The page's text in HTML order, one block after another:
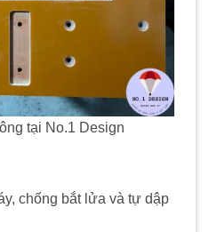
tại No.1 Design
chống bắt lửa và tự dập